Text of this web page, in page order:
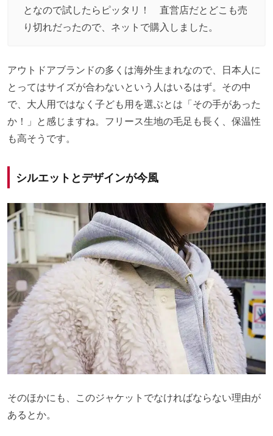
となので試したらピッタリ！ 直営店だとどこも売
り切れだったので、ネットで購入しました。
アウトドアブランドの多くは海外生まれなので、日本人に
とってはサイズが合わないという人はいるはず。その中
で、大人用ではなく子ども用を選ぶとは「その手があった
か！」と感じますね。フリース生地の毛足も長く、保温性
も高そうです。
シルエットとデザインが今風
そのほかにも、このジャケットでなければならない理由が
あるとか。